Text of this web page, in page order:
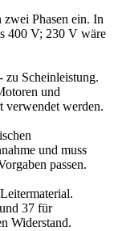
Phasen ein. In
400 V; 230 V wäre
zu Scheinleistung.
und
verwendet werden.
und muss
passen.
37 für
Widerstand.